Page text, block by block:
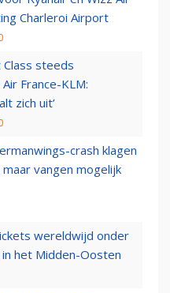
Charleroi Airport
Class steeds
France-KLM:
zich uit’
crash klagen
vangen mogelijk
wereldwijd onder
het Midden-Oosten